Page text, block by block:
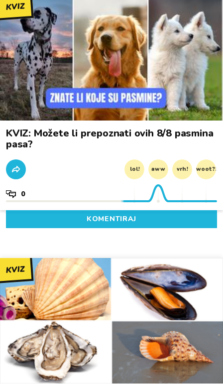
KVIZ
KVIZ: Možete li prepoznati ovih 8/8 pasmina
pasa?
lol! aww vrh! woot?!
0
KOMENTIRAJ
KVIZ